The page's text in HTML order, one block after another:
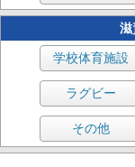
滋
学校体育施設
ラグビー
その他